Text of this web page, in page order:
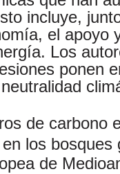
incluye,
el apoyo
Los
ponen
de carbono
los bosques
de